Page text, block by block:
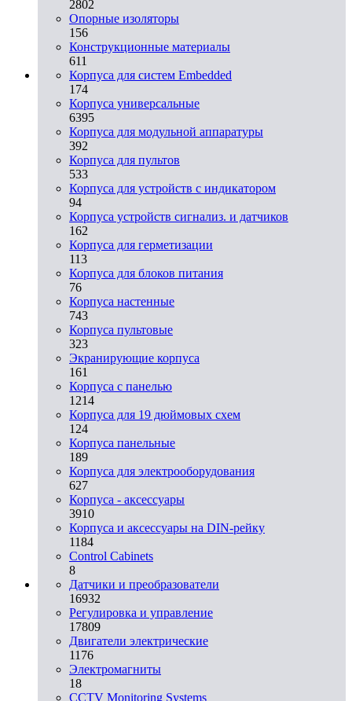
2802
Опорные изоляторы
156
Конструкционные материалы
611
Корпуса для систем Embedded
174
Корпуса универсальные
6395
Корпуса для модульной аппаратуры
392
Корпуса для пультов
533
Корпуса для устройств с индикатором
94
Корпуса устройств сигнализ. и датчиков
162
Корпуса для герметизации
113
Корпуса для блоков питания
76
Корпуса настенные
743
Корпуса пультовые
323
Экранирующие корпуса
161
Корпуса с панелью
1214
Корпуса для 19 дюймовых схем
124
Корпуса панельные
189
Корпуса для электрооборудования
627
Корпуса - аксессуары
3910
Корпуса и аксессуары на DIN-рейку
1184
Control Cabinets
8
Датчики и преобразователи
16932
Регулировка и управление
17809
Двигатели электрические
1176
Электромагниты
18
CCTV Monitoring Systems